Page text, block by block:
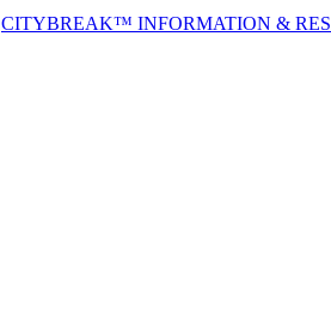
CITYBREAK™ INFORMATION &